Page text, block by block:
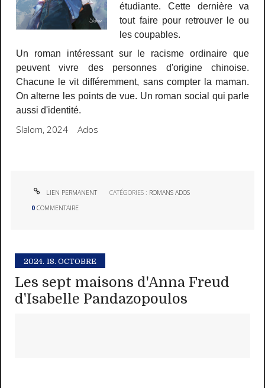
étudiante. Cette dernière va
tout faire pour retrouver le ou
les coupables.
Un roman intéressant sur le racisme ordinaire que
peuvent vivre des personnes d'origine chinoise.
Chacune le vit différemment, sans compter la maman.
On alterne les points de vue. Un roman social qui parle
aussi d'identité.
Slalom, 2024 Ados
LIEN PERMANENT CATÉGORIES : ROMANS ADOS
0 COMMENTAIRE
2024. 18. OCTOBRE
Les sept maisons d'Anna Freud
d'Isabelle Pandazopoulos